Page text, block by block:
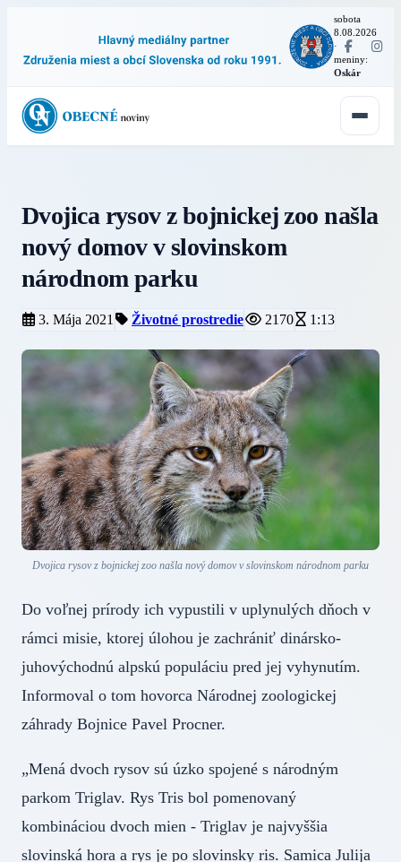
sobota
8.08.2026
·
meniny:
Oskár
Dvojica rysov z bojnickej zoo našla
nový domov v slovinskom
národnom parku
3. Mája 2021 Životné prostredie 2170 1:13
Dvojica rysov z bojnickej zoo našla nový domov v slovinskom národnom parku
Do voľnej prírody ich vypustili v uplynulých dňoch v
rámci misie, ktorej úlohou je zachrániť dinársko-
juhovýchodnú alpskú populáciu pred jej vyhynutím.
Informoval o tom hovorca Národnej zoologickej
záhrady Bojnice Pavel Procner.
„Mená dvoch rysov sú úzko spojené s národným
parkom Triglav. Rys Tris bol pomenovaný
kombináciou dvoch mien - Triglav je najvyššia
slovinská hora a rys je po slovinsky ris. Samica Julija